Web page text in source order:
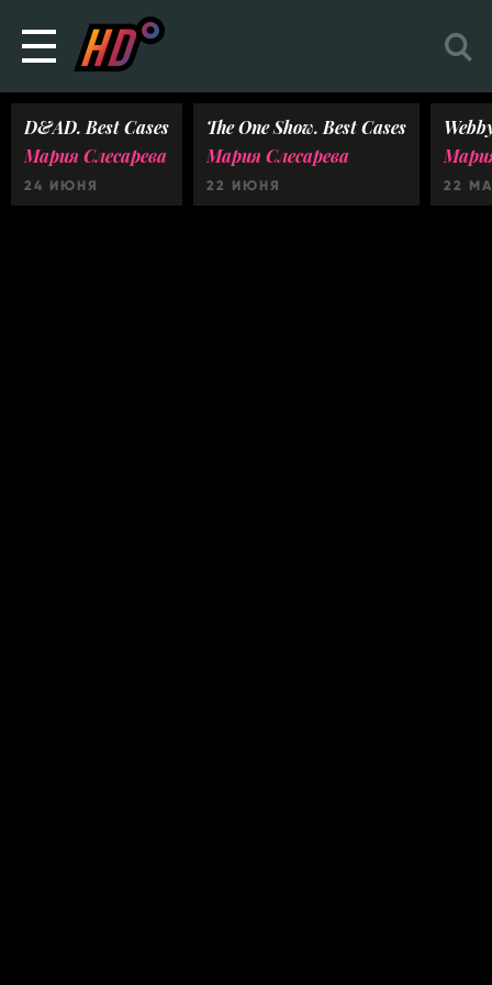
D&AD. Best Cases
Мария Слесарева
24 ИЮНЯ
The One Show. Best Cases
Мария Слесарева
22 ИЮНЯ 22